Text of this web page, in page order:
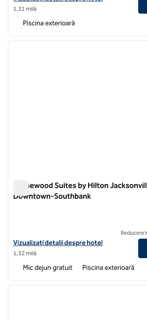
1,31 milă
Piscina exterioară
1 din 12
Homewood Suites by Hilton
Downtown-Southbank
Vizualizați detaliile hotelului pentru
Vizualizați detalii despre hotel
1,32 milă
Reducere
Mic dejun gratuit Piscina exterioară
1 din 12